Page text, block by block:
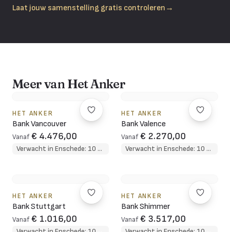
Laat jouw samenstelling gratis controleren →
Meer van Het Anker
HET ANKER
Bank Vancouver
Vanaf € 4.476,00
Verwacht in Enschede: 10 weken
HET ANKER
Bank Valence
Vanaf € 2.270,00
Verwacht in Enschede: 10 weken
HET ANKER
Bank Stuttgart
Vanaf € 1.016,00
HET ANKER
Bank Shimmer
Vanaf € 3.517,00